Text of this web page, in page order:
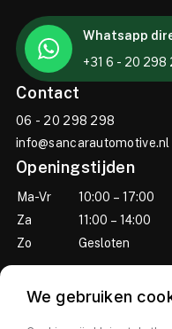
Whatsapp
+31 6 - 20 298
Contact
06 - 20 298 298
info@sancarautomotive.nl
Openingstijden
Ma-Vr
10:00 – 17:00
Za
11:00 – 14:00
Zo
Gesloten
We gebruiken